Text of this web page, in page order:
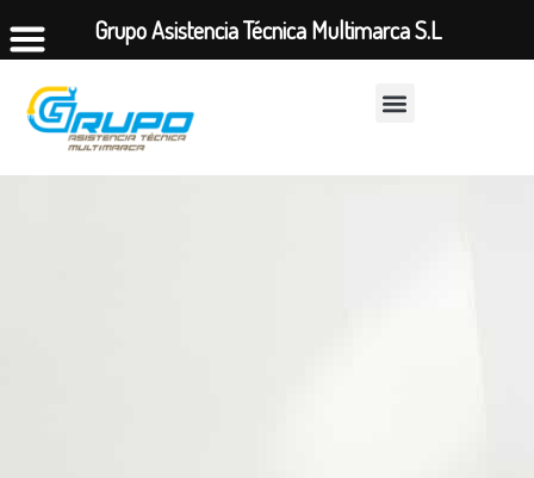
Grupo Asistencia Técnica Multimarca S.L